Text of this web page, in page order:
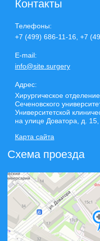
Контакты
Телефоны:
+7 (499) 686-11-16, +7
E-mail:
info@site.surgery
Адрес:
Хирургическое
Сеченовского
Университетской
на улице Доватора, д. 15,
Карта сайта
Схема проезда